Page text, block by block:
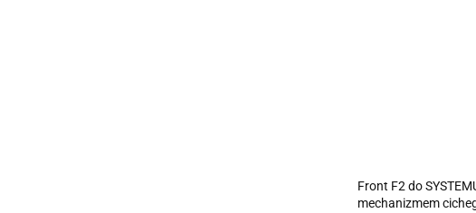
Front F2 do
mechanizmem